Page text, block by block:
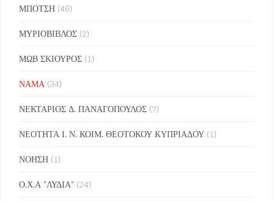
ΜΠΟΤΣΗ (46)
ΜΥΡΙΟΒΙΒΛΟΣ (2)
ΜΩΒ ΣΚΙΟΥΡΟΣ (1)
ΝΑΜΑ (34)
ΝΕΚΤΑΡΙΟΣ Δ. ΠΑΝΑΓΟΠΟΥΛΟΣ (7)
ΝΕΟΤΗΤΑ Ι. Ν. ΚΟΙΜ. ΘΕΟΤΟΚΟΥ ΚΥΠΡΙΑΔΟΥ (1)
ΝΟΗΣΗ (1)
Ο.Χ.Α "ΛΥΔΙΑ" (24)